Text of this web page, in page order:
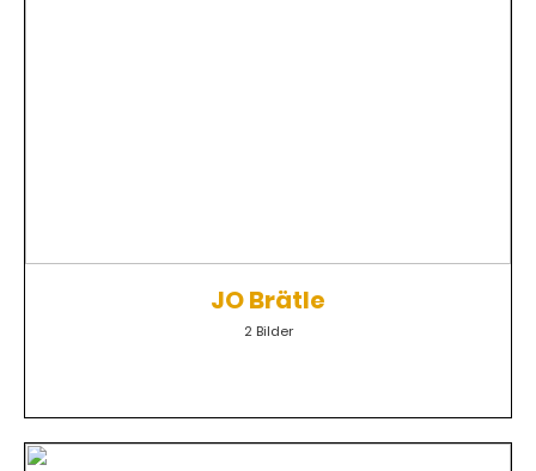
JO Brätle
2 Bilder